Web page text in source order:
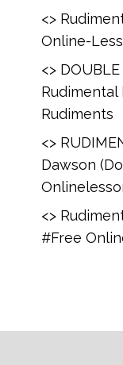
<>
Online-
<>
Rudiments
<>
Dawson
<>
#Free